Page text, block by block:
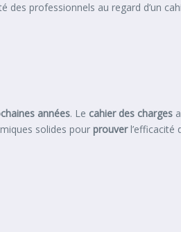
des professionnels au regard d’un
années. Le cahier des charges
solides pour prouver